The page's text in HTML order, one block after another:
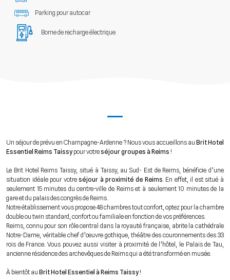
Parking pour autocar
Borne de recharge électrique
Un séjour de prévu en Champagne-Ardenne ? Nous vous accueillons au Brit Hotel
Essentiel Reims Taissy pour votreséjour groupes à Reims !
Le Brit Hotel Reims Taissy, situé à Taissy, au Sud- Est de Reims, bénéficie d’une
situation idéale pour votreséjour à proximité de Reims . En effet, il est situé à
seulement 15 minutes du centre-ville de Reims et à seulement 10 minutes de la
gare et du palais des congrès de Reims.
Notre établissement vous propose 48 chambres tout confort, optez pour la chambre
double ou twin standard, confort ou familiale en fonction de vos préférences.
Reims, connu pour son rôle central dans la royauté française, abrite la cathédrale
Notre-Dame, véritable chef d’œuvre gothique, théâtre des couronnements des 33
rois de France. Vous pouvez aussi visiter à proximité de l’hôtel, le Palais de Tau,
ancienne résidence des archevêques de Reims qui a été transformé en musée.
À bientôt au Brit Hotel Essentiel à Reims Taissy !